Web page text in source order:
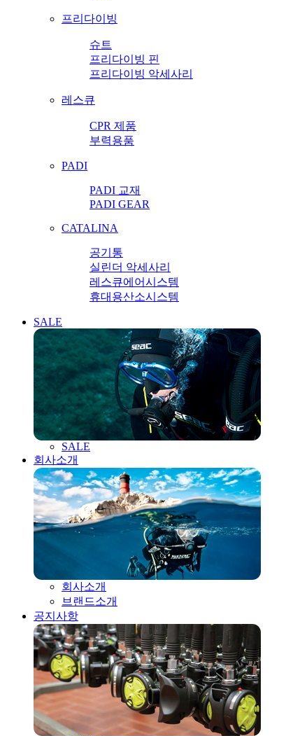
프리다이빙
슈트
프리다이빙 핀
프리다이빙 악세사리
레스큐
CPR 제품
부력용품
PADI
PADI 교재
PADI GEAR
CATALINA
공기통
실린더 악세사리
레스큐에어시스템
휴대용산소시스템
SALE
SALE
회사소개
회사소개
브랜드소개
공지사항